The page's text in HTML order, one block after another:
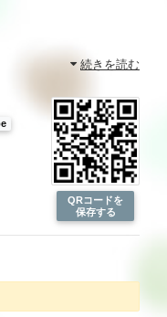
続きを読む
QRコードを
保存する